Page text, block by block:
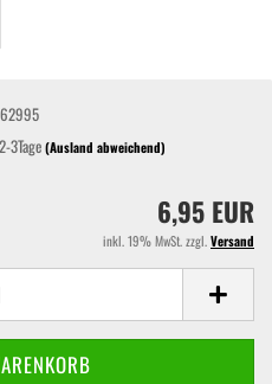
2-3Tage(Ausland abweichend)
6,95 EUR
inkl. 19% MwSt. zzgl.Versand